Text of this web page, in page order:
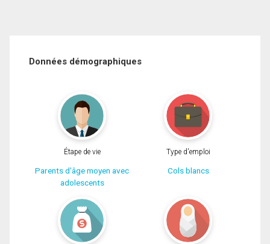
Données démographiques
Étape de vie
Parents d'âge moyen avec
adolescents
Type d'emploi
Cols blancs